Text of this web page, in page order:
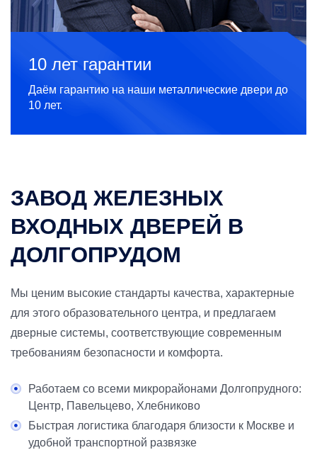
10 лет гарантии
Даём гарантию на наши металлические двери до
10 лет.
ЗАВОД ЖЕЛЕЗНЫХ
ВХОДНЫХ ДВЕРЕЙ В
ДОЛГОПРУДОМ
Мы ценим высокие стандарты качества, характерные
для этого образовательного центра, и предлагаем
дверные системы, соответствующие современным
требованиям безопасности и комфорта.
Работаем со всеми микрорайонами Долгопрудного:
Центр, Павельцево, Хлебниково
Быстрая логистика благодаря близости к Москве и
удобной транспортной развязке